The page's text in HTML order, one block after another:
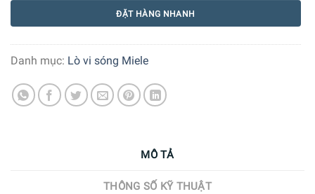
ĐẶT HÀNG NHANH
Danh mục: Lò vi sóng Miele
MÔ TẢ
THÔNG SỐ KỸ THUẬT